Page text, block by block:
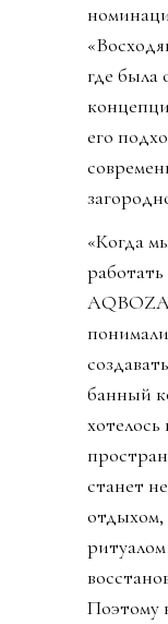
где была
его
«Когда
банный
станет
ритуалом
Поэтому